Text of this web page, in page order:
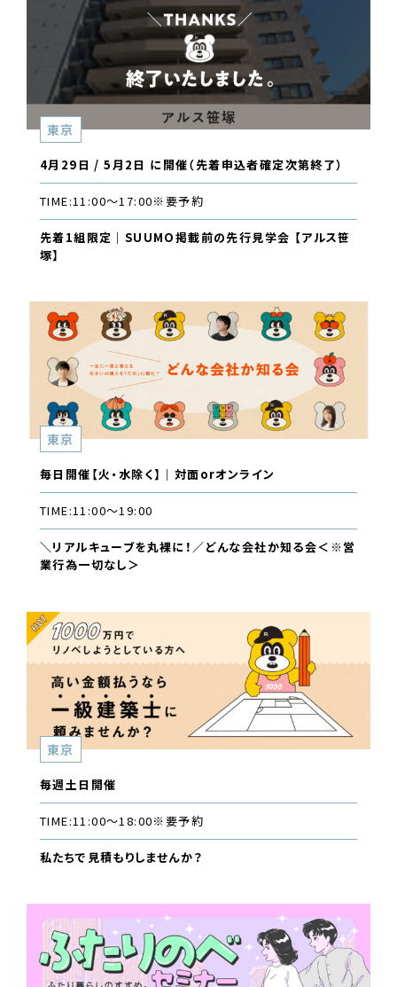
東京
4月29日 / 5月2日 に開催（先着申込者確定次第終了）
TIME:11:00〜17:00※要予約
先着1組限定｜SUUMO掲載前の先行見学会 【アルス笹
塚】
東京
毎日開催【火・水除く】｜対面orオンライン
TIME:11:00〜19:00
＼リアルキューブを丸裸に！／どんな会社か知る会＜※営
業行為一切なし＞
東京
毎週土日開催
TIME:11:00〜18:00※要予約
私たちで見積もりしませんか？